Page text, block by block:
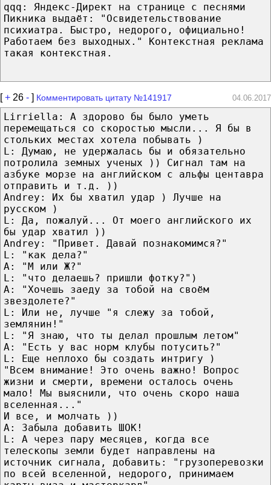
qqq: Яндекс-Директ на странице с песнями
Пикника выдаёт: "Освидетельствование
психиатра. Быстро, недорого, официально!
Работаем без выходных." Контекстная реклама
такая контекстная.
[+ 26 - ] Комментировать цитату №141917 04.06.2017
Lirriella: А здорово бы было уметь
перемещаться со скоростью мысли... Я бы в
стольких местах хотела побывать )
L: Думаю, не удержалась бы и обязательно
потролила земных ученых )) Сигнал там на
азбуке морзе на английском с альфы центавра
отправить и т.д. ))
Andrey: Их бы хватил удар ) Лучше на
русском )
L: Да, пожалуй... От моего английского их
бы удар хватил ))
Andrey: "Привет. Давай познакомимся?"
L: "как дела?"
A: "М или Ж?"
L: "что делаешь? пришли фотку?")
A: "Хочешь заеду за тобой на своём
звездолете?"
L: Или не, лучше "я слежу за тобой,
землянин!"
L: "Я знаю, что ты делал прошлым летом"
A: "Есть у вас норм клубы потусить?"
L: Еще неплохо бы создать интригу )
"Всем внимание! Это очень важно! Вопрос
жизни и смерти, времени осталось очень
мало! Мы выяснили, что очень скоро наша
вселенная..."
И все, и молчать ))
A: Забыла добавить ШОК!
L: А через пару месяцев, когда все
телескопы земли будет направлены на
источник сигнала, добавить: "грузоперевозки
по всей вселенной, недорого, принимаем